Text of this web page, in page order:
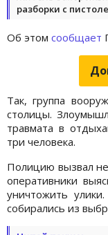
разборки с
Об этом сообщает
Так, группа
столицы.
травмата в
три человека.
Полицию вызвал
оперативники
уничтожить
собирались из